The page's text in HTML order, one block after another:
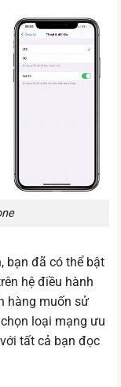
bạn đã có thể bật
hệ điều hành
hàng muốn sử
loại mạng ưu
tất cả bạn đọc